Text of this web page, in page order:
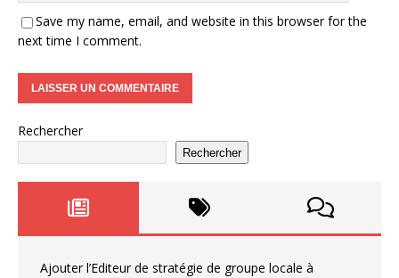
Save my name, email, and website in this browser for the
next time I comment.
Rechercher
Rechercher
Ajouter l’Editeur de stratégie de groupe locale à